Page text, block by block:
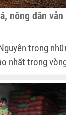
nông dân
trong
nhất trong